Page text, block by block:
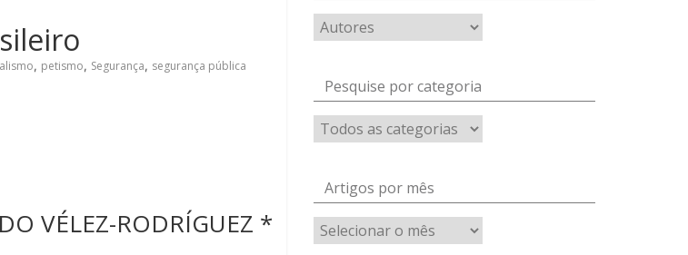
, petismo, Segurança, segurança pública
VÉLEZ-RODRÍGUEZ *
Pesquise por categoria
Artigos por mês
Artigos
por